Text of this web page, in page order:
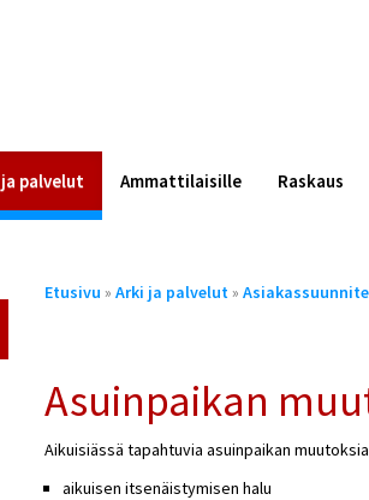
palvelut Ammattilaisille Raskaus
Olet
Etusivu » Arki ja palvelut »
Asuinpaikan
Aikuisiässä tapahtuvia asuinpaikan
aikuisen itsenäistymisen halu